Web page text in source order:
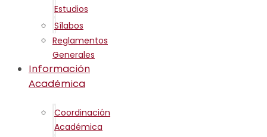
Estudios
Sílabos
Reglamentos
Generales
Información
Académica
Coordinación
Académica